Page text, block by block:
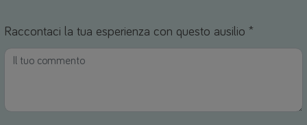
Raccontaci la tua esperienza con questo ausilio *